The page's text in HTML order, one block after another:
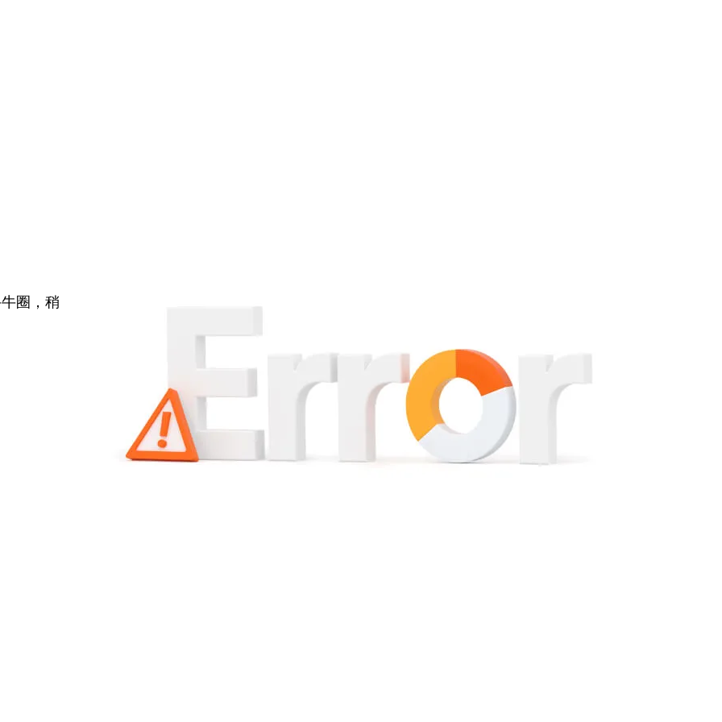
圈，稍